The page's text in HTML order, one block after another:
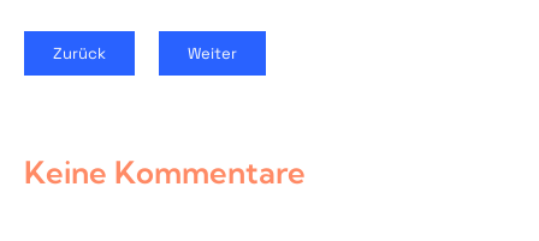
Zurück Weiter
Keine Kommentare